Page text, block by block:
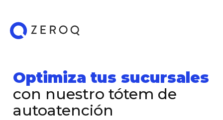
Optimiza tus sucursales
con nuestro tótem de
autoatención